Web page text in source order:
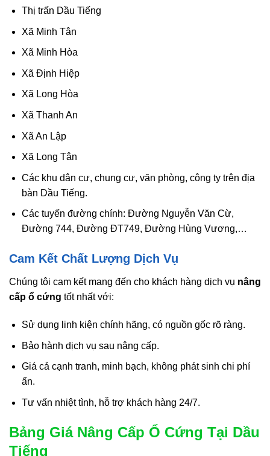
Thị trấn Dầu Tiếng
Xã Minh Tân
Xã Minh Hòa
Xã Định Hiệp
Xã Long Hòa
Xã Thanh An
Xã An Lập
Xã Long Tân
Các khu dân cư, chung cư, văn phòng, công ty trên địa
bàn Dầu Tiếng.
Các tuyến đường chính: Đường Nguyễn Văn Cừ,
Đường 744, Đường ĐT749, Đường Hùng Vương,…
Cam Kết Chất Lượng Dịch Vụ
Chúng tôi cam kết mang đến cho khách hàng dịch vụ nâng
cấp ổ cứng tốt nhất với:
Sử dụng linh kiện chính hãng, có nguồn gốc rõ ràng.
Bảo hành dịch vụ sau nâng cấp.
Giá cả cạnh tranh, minh bạch, không phát sinh chi phí
ẩn.
Tư vấn nhiệt tình, hỗ trợ khách hàng 24/7.
Bảng Giá Nâng Cấp Ổ Cứng Tại Dầu
Tiếng